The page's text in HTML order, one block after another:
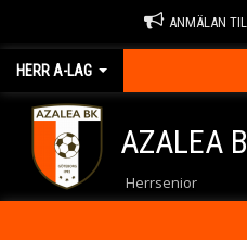
ANMÄLAN
HERR A-LAG
AZALEA
Herrsenior